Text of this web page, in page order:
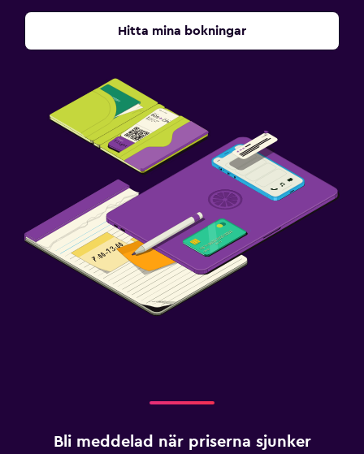
Hitta mina bokningar
Bli meddelad när priserna sjunker